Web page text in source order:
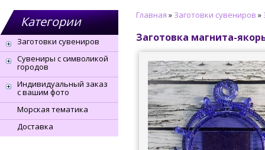
Категории
Заготовки сувениров
Сувениры с символикой
городов
Индивидуальный заказ
с вашим фото
Морская тематика
Доставка
Главная » Заготовки сувениров »
Заготовка магнита-